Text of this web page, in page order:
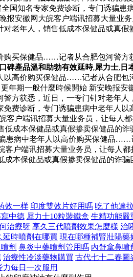
国知名专家免费诊断，专门诱骗患
安徽网大皖客户端讯招募大量业
老年人，销售低成本保健品或真假
购买保健品……记者从合肥包河警方
口碑產品溫和助勃有效延時,犀力士, 日
以高价购买保健品……记者从合肥包
年期一般什麼時候開始 新安晚报安
方获悉，近日，一专门针对老年人
免费诊断，专门诱骗患病中老年人
户端讯招募大量业务员，让每人都
成本保健品或真假掺卖保健品的诈
患病中老年人以高价购买保健品
客户端讯招募大量业务员，让每人都
本保健品或真假掺卖保健品的诈骗
效一样 印度雙效片好用嗎 吃了他達
中德 犀力士10粒裝鐵盒 生精功能嚴
治療呀 享久三代噴劑效果怎麼樣 治
延時噴劑在哪買 現在哪種補腎壯陽藥
劑 鼻炎中藥噴劑管用嗎 內舒拿鼻噴
治療性冷淡藥物購買 古代七十二春圖
力每日一次服用